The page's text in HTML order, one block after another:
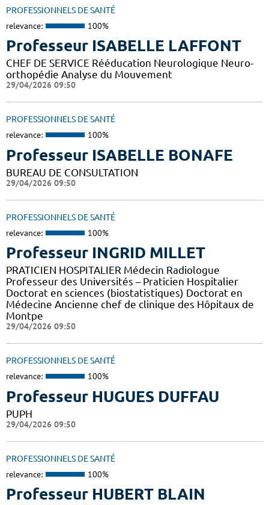
PROFESSIONNELS DE SANTÉ
relevance: 100%
Professeur ISABELLE LAFFONT
CHEF DE SERVICE Rééducation Neurologique Neuro-
orthopédie Analyse du Mouvement
29/04/2026 09:50
PROFESSIONNELS DE SANTÉ
relevance: 100%
Professeur ISABELLE BONAFE
BUREAU DE CONSULTATION
29/04/2026 09:50
PROFESSIONNELS DE SANTÉ
relevance: 100%
Professeur INGRID MILLET
PRATICIEN HOSPITALIER Médecin Radiologue
Professeur des Universités – Praticien Hospitalier
Doctorat en sciences (biostatistiques) Doctorat en
Médecine Ancienne chef de clinique des Hôpitaux de
Montpe
29/04/2026 09:50
PROFESSIONNELS DE SANTÉ
relevance: 100%
Professeur HUGUES DUFFAU
PUPH
29/04/2026 09:50
PROFESSIONNELS DE SANTÉ
relevance: 100%
Professeur HUBERT BLAIN